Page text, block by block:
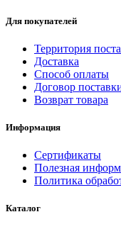
Для покупателей
Территория
Доставка
Способ оплаты
Договор
Возврат товара
Информация
Сертификаты
Полезная
Политика
Каталог